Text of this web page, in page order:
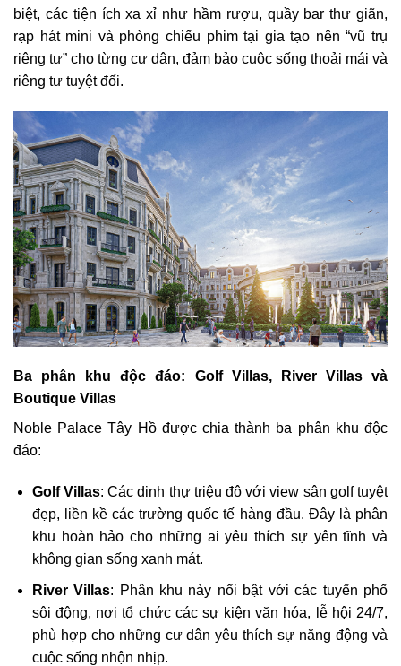
biệt, các tiện ích xa xỉ như hầm rượu, quầy bar thư giãn,
rạp hát mini và phòng chiếu phim tại gia tạo nên “vũ trụ
riêng tư” cho từng cư dân, đảm bảo cuộc sống thoải mái và
riêng tư tuyệt đối.
Ba phân khu độc đáo: Golf Villas, River Villas và
Boutique Villas
Noble Palace Tây Hồ được chia thành ba phân khu độc
đáo:
Golf Villas: Các dinh thự triệu đô với view sân golf tuyệt
đẹp, liền kề các trường quốc tế hàng đầu. Đây là phân
khu hoàn hảo cho những ai yêu thích sự yên tĩnh và
không gian sống xanh mát.
River Villas: Phân khu này nổi bật với các tuyến phố
sôi động, nơi tổ chức các sự kiện văn hóa, lễ hội 24/7,
phù hợp cho những cư dân yêu thích sự năng động và
cuộc sống nhộn nhịp.